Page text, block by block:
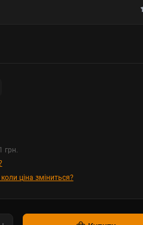
грн.
ціна зміниться?